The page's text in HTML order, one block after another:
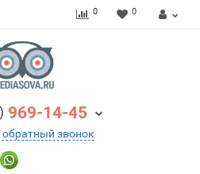
0 0
969-14-45
обратный звонок